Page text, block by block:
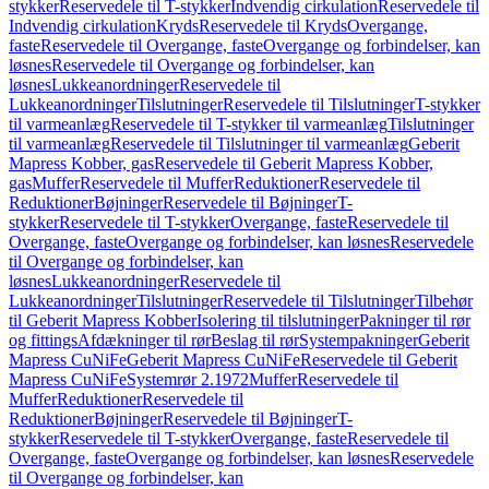
stykkerReservedele til T-stykkerIndvendig cirkulationReservedele til
Indvendig cirkulationKrydsReservedele til KrydsOvergange,
fasteReservedele til Overgange, fasteOvergange og forbindelser, kan
løsnesReservedele til Overgange og forbindelser, kan
løsnesLukkeanordningerReservedele til
LukkeanordningerTilslutningerReservedele til TilslutningerT-stykker
til varmeanlægReservedele til T-stykker til varmeanlægTilslutninger
til varmeanlægReservedele til Tilslutninger til varmeanlægGeberit
Mapress Kobber, gasReservedele til Geberit Mapress Kobber,
gasMufferReservedele til MufferReduktionerReservedele til
ReduktionerBøjningerReservedele til BøjningerT-
stykkerReservedele til T-stykkerOvergange, fasteReservedele til
Overgange, fasteOvergange og forbindelser, kan løsnesReservedele
til Overgange og forbindelser, kan
løsnesLukkeanordningerReservedele til
LukkeanordningerTilslutningerReservedele til TilslutningerTilbehør
til Geberit Mapress KobberIsolering til tilslutningerPakninger til rør
og fittingsAfdækninger til rørBeslag til rørSystempakningerGeberit
Mapress CuNiFeGeberit Mapress CuNiFeReservedele til Geberit
Mapress CuNiFeSystemrør 2.1972MufferReservedele til
MufferReduktionerReservedele til
ReduktionerBøjningerReservedele til BøjningerT-
stykkerReservedele til T-stykkerOvergange, fasteReservedele til
Overgange, fasteOvergange og forbindelser, kan løsnesReservedele
til Overgange og forbindelser, kan